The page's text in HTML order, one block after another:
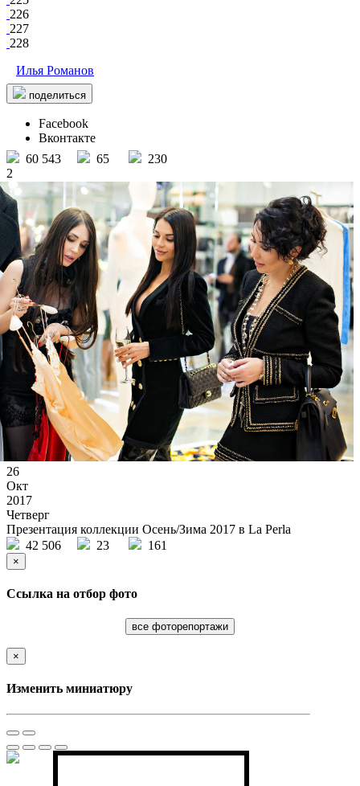
226
227
228
Илья Романов
поделиться
Facebook
Вконтакте
60 543
65
230
2
Бутик La perla/ другие события
26
Окт
2017
Четверг
Презентация коллекции Осень/Зима 2017 в La Perla
42 506
23 161
×
Ссылка на отбор фото
все фоторепортажи
×
Изменить миниатюру